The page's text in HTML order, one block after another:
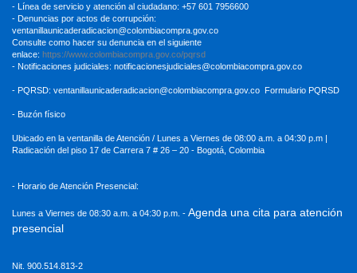
- Línea de servicio y atención al ciudadano: +57 601 7956600
- Denuncias por actos de corrupción:
ventanillaunicaderadicacion@colombiacompra.gov.co
Consulte como hacer su denuncia en el siguiente
enlace: https://www.colombiacompra.gov.co/pqrsd
- Notificaciones judiciales: notificacionesjudiciales@colombiacompra.gov.co
- PQRSD: ventanillaunicaderadicacion@colombiacompra.gov.co Formulario PQRSD
- Buzón físico
Ubicado en la ventanilla de Atención / Lunes a Viernes de 08:00 a.m. a 04:30 p.m |
Radicación del piso 17 de Carrera 7 # 26 – 20 - Bogotá, Colombia
- Horario de Atención Presencial:
Lunes a Viernes de 08:30 a.m. a 04:30 p.m. - Agenda una cita para atención
presencial
Nit. 900.514.813-2